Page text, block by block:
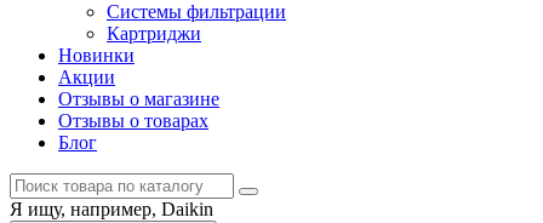
Системы фильтрации
Картриджи
Новинки
Акции
Отзывы о магазине
Отзывы о товарах
Блог
Я ищу, например, Daikin